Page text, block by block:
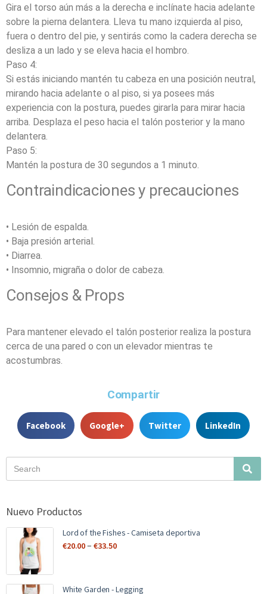
Gira el torso aún más a la derecha e inclínate hacia adelante
sobre la pierna delantera. Lleva tu mano izquierda al piso,
fuera o dentro del pie, y sentirás como la cadera derecha se
desliza a un lado y se eleva hacia el hombro.
Paso 4:
Si estás iniciando mantén tu cabeza en una posición neutral,
mirando hacia adelante o al piso, si ya posees más
experiencia con la postura, puedes girarla para mirar hacia
arriba. Desplaza el peso hacia el talón posterior y la mano
delantera.
Paso 5:
Mantén la postura de 30 segundos a 1 minuto.
Contraindicaciones y precauciones
• Lesión de espalda.
• Baja presión arterial.
• Diarrea.
• Insomnio, migraña o dolor de cabeza.
Consejos & Props
Para mantener elevado el talón posterior realiza la postura
cerca de una pared o con un elevador mientras te
acostumbras.
Compartir
Facebook Google+ Twitter LinkedIn
Nuevo Productos
Lord of the Fishes - Camiseta deportiva
€20.00–€33.50
White Garden - Legging